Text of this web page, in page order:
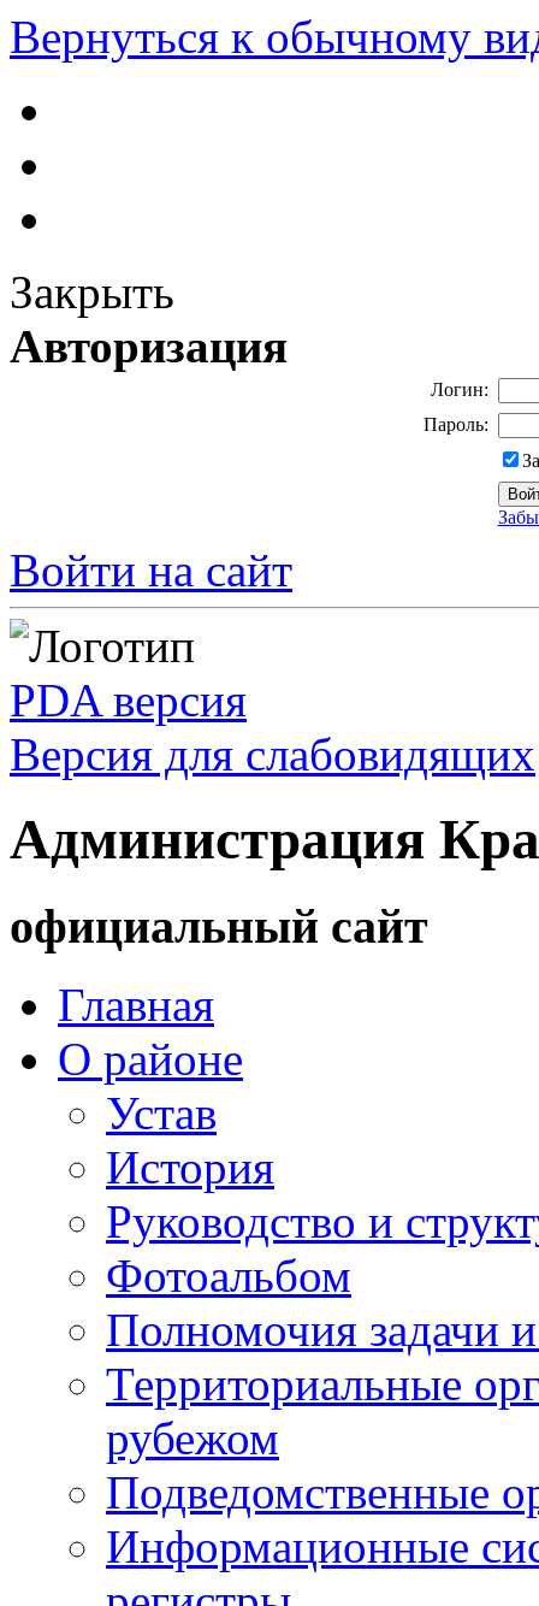
Вернуться к обычному
Закрыть
Авторизация
Логин:
Пароль:
Войти на сайт
PDA версия
Версия для слабовидящих
Администрация
официальный сайт
Главная
О районе
Устав
История
Руководство и
Фотоальбом
Полномочия задачи
Территориальные
рубежом
Подведомственные
Информационные